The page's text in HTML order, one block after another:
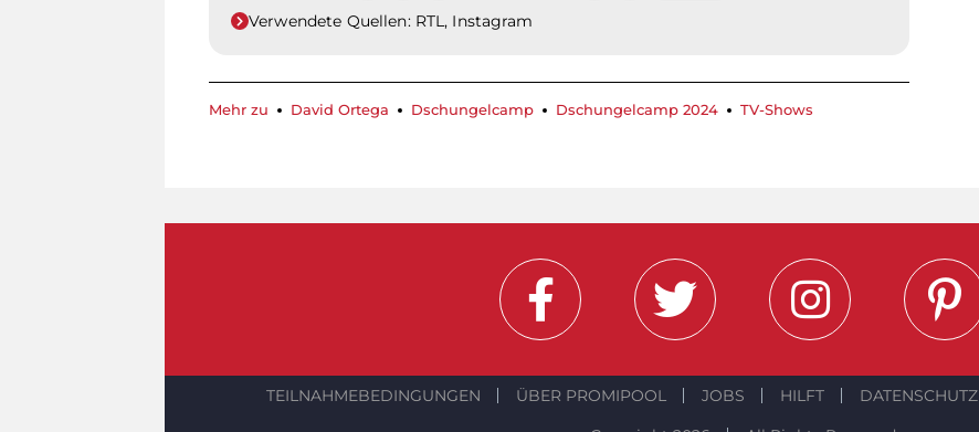
Verwendete Quellen: RTL, Instagram
Mehr zu David Ortega Dschungelcamp Dschungelcamp 2024 TV-Shows
TEILNAHMEBEDINGUNGEN ÜBER PROMIPOOL JOBS HILFT DATENSCHUTZ